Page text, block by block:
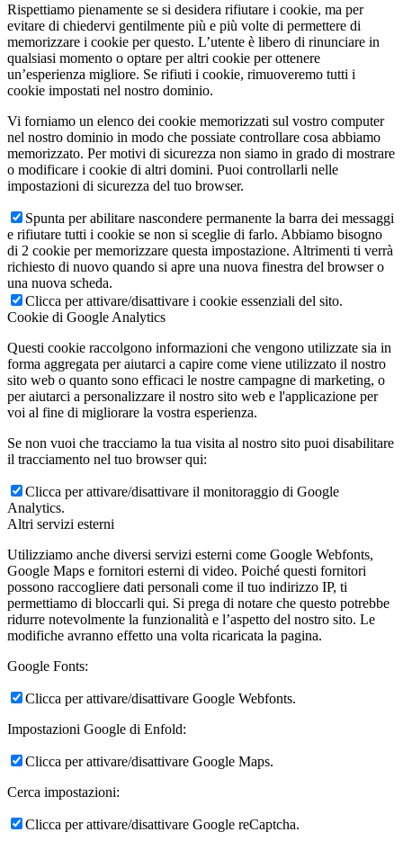
Rispettiamo pienamente se si desidera rifiutare i cookie, ma per
evitare di chiedervi gentilmente più e più volte di permettere di
memorizzare i cookie per questo. L’utente è libero di rinunciare in
qualsiasi momento o optare per altri cookie per ottenere
un’esperienza migliore. Se rifiuti i cookie, rimuoveremo tutti i
cookie impostati nel nostro dominio.
Vi forniamo un elenco dei cookie memorizzati sul vostro computer
nel nostro dominio in modo che possiate controllare cosa abbiamo
memorizzato. Per motivi di sicurezza non siamo in grado di mostrare
o modificare i cookie di altri domini. Puoi controllarli nelle
impostazioni di sicurezza del tuo browser.
Spunta per abilitare nascondere permanente la barra dei messaggi
e rifiutare tutti i cookie se non si sceglie di farlo. Abbiamo bisogno
di 2 cookie per memorizzare questa impostazione. Altrimenti ti verrà
richiesto di nuovo quando si apre una nuova finestra del browser o
una nuova scheda.
Clicca per attivare/disattivare i cookie essenziali del sito.
Cookie di Google Analytics
Questi cookie raccolgono informazioni che vengono utilizzate sia in
forma aggregata per aiutarci a capire come viene utilizzato il nostro
sito web o quanto sono efficaci le nostre campagne di marketing, o
per aiutarci a personalizzare il nostro sito web e l'applicazione per
voi al fine di migliorare la vostra esperienza.
Se non vuoi che tracciamo la tua visita al nostro sito puoi disabilitare
il tracciamento nel tuo browser qui:
Clicca per attivare/disattivare il monitoraggio di Google
Analytics.
Altri servizi esterni
Utilizziamo anche diversi servizi esterni come Google Webfonts,
Google Maps e fornitori esterni di video. Poiché questi fornitori
possono raccogliere dati personali come il tuo indirizzo IP, ti
permettiamo di bloccarli qui. Si prega di notare che questo potrebbe
ridurre notevolmente la funzionalità e l’aspetto del nostro sito. Le
modifiche avranno effetto una volta ricaricata la pagina.
Google Fonts:
Clicca per attivare/disattivare Google Webfonts.
Impostazioni Google di Enfold:
Clicca per attivare/disattivare Google Maps.
Cerca impostazioni:
Clicca per attivare/disattivare Google reCaptcha.